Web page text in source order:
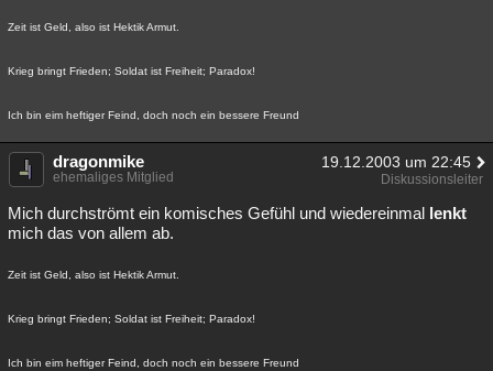
Zeit ist Geld, also ist Hektik Armut.
Krieg bringt Frieden; Soldat ist Freiheit; Paradox!
Ich bin eim heftiger Feind, doch noch ein bessere Freund
dragonmike 19.12.2003 um 22:45
ehemaliges Mitglied Diskussionsleiter
Mich durchströmt ein komisches Gefühl und wiedereinmal lenkt
mich das von allem ab.
Zeit ist Geld, also ist Hektik Armut.
Krieg bringt Frieden; Soldat ist Freiheit; Paradox!
Ich bin eim heftiger Feind, doch noch ein bessere Freund